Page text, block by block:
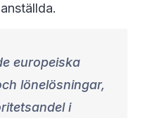
europeiska
lönelösningar,
i